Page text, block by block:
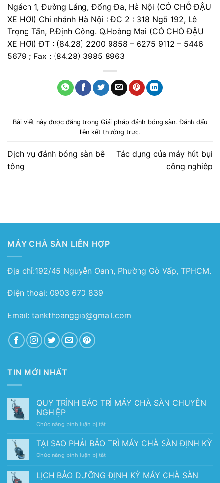
Ngách 1, Đường Láng, Đống Đa, Hà Nội (CÓ CHỖ ĐẬU
XE HƠI) Chi nhánh Hà Nội : ĐC 2 : 318 Ngõ 192, Lê
Trọng Tấn, P.Định Công. Q.Hoàng Mai (CÓ CHỖ ĐẬU
XE HƠI) ĐT : (84.28) 2200 9858 – 6275 9112 – 5446
5679 ; Fax : (84.28) 3985 8963
Bài viết này được đăng trong Giải pháp đánh bóng sàn. Đánh dấu
liên kết thường trực.
Dịch vụ đánh bóng sàn bê
tông
Tác dụng của máy hút bụi
công nghiệp
MÁY CHÀ SÀN LIÊN HỢP
Địa chỉ:192/45 Nguyễn Oanh, Phường Gò Vấp, TPHCM.
Điện thoại: 0903 670 839
Email: tankthoanggia@gmail.com
TIN MỚI NHẤT
QUY TRÌNH BẢO TRÌ MÁY CHÀ SÀN CHUYÊN
NGHIỆP
Chức năng bình luận bị tắtở
TRÌNH
BẢO
TRÌ
CHÀ
TẠI SAO PHẢI BẢO TRÌ MÁY CHÀ SÀN ĐỊNH KỲ
Chức năng bình luận bị tắtở
SAO
PHẢI
LỊCH BẢO DƯỠNG ĐỊNH KỲ MÁY CHÀ SÀN